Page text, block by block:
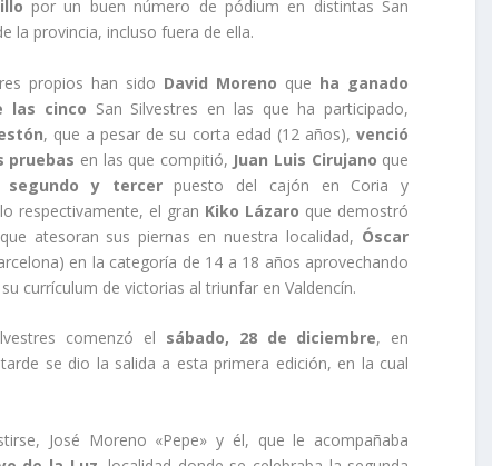
por un buen número de pódium en distintas San
la provincia, incluso fuera de ella.
propios han sido David Moreno que ha ganado
las cinco San Silvestres en las que ha participado,
, que a pesar de su corta edad (12 años),venció
pruebas en las que compitió, Juan Luis Cirujano que
segundo y tercerpuesto del cajón en Coria y
respectivamente, el gran Kiko Lázaro que demostró
atesoran sus piernas en nuestra localidad, Óscar
en la categoría de 14 a 18 años aprovechando
currículum de victorias al triunfar en Valdencín.
comenzó el sábado, 28 de diciembre, en
se dio la salida a esta primera edición, en la cual
José Moreno «Pepe» y él, que le acompañaba